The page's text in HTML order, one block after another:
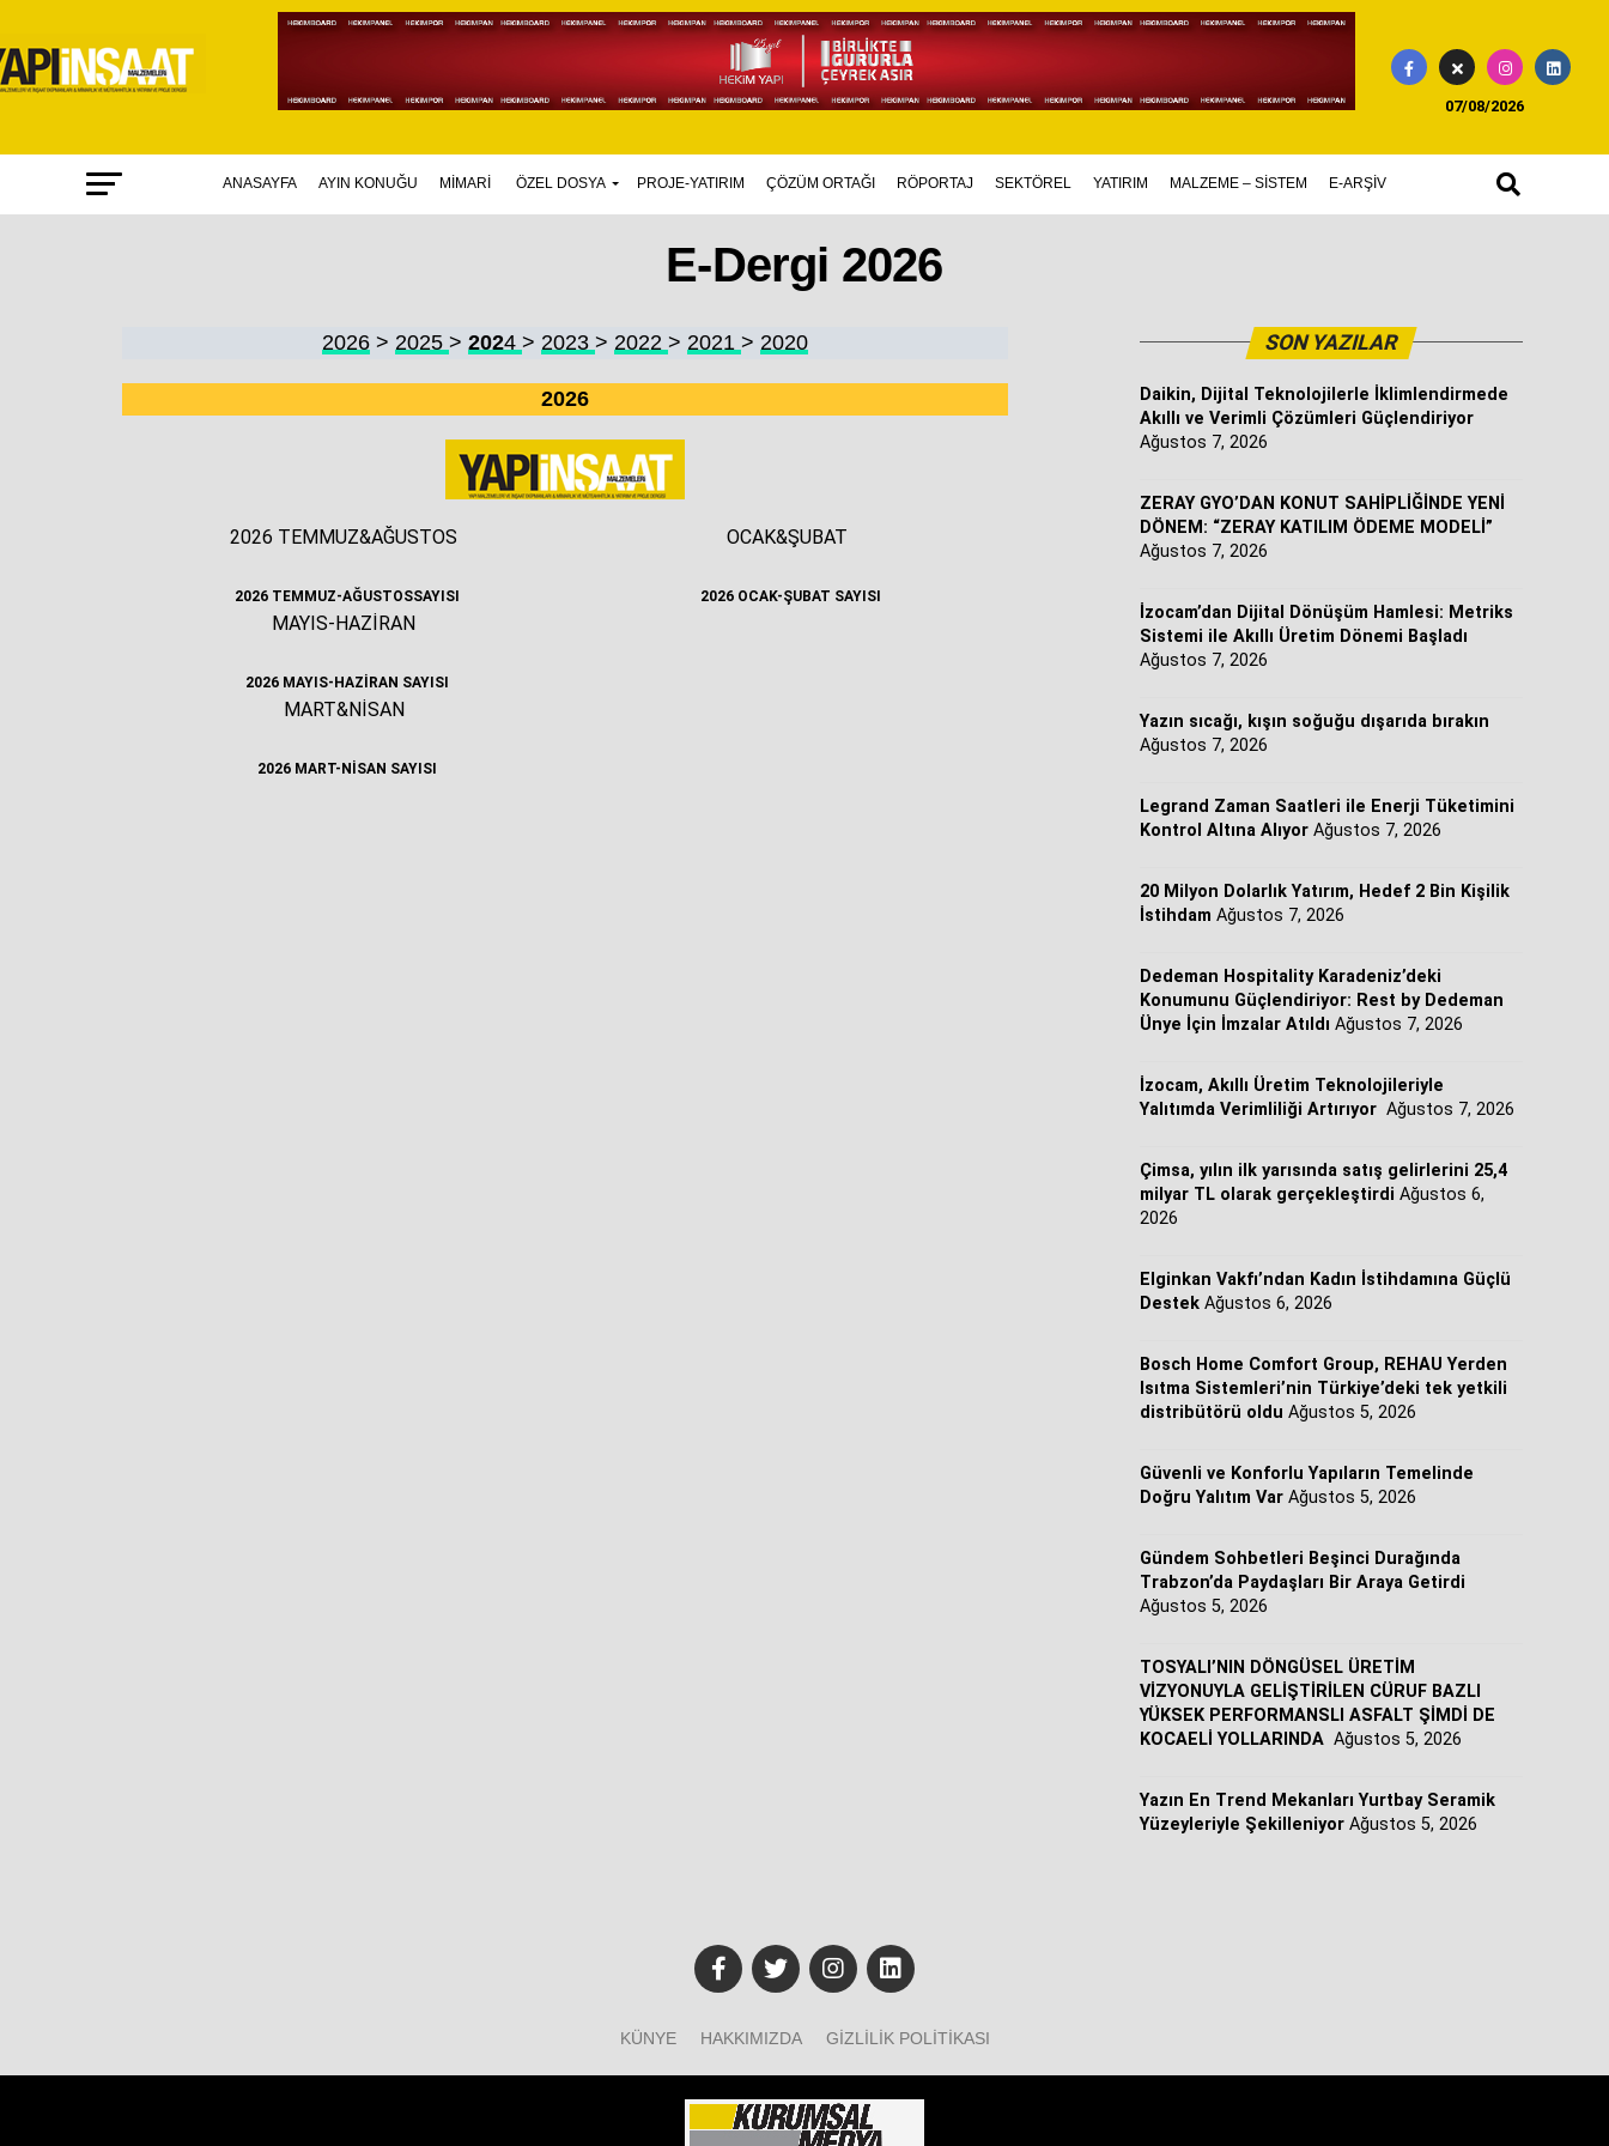
07/08/2026
ANASAYFA AYIN KONUĞU MİMARİ ÖZEL DOSYA PROJE-YATIRIM ÇÖZÜM ORTAĞI RÖPORTAJ SEKTÖREL YATIRIM MALZEME – SİSTEM E-ARŞİV
E-Dergi 2026
2026 > 2025 > 2024 > 2023 > 2022 > 2021 > 2020
2026
2026 TEMMUZ&AĞUSTOS
2026 TEMMUZ-AĞUSTOSSAYISI
MAYIS-HAZİRAN
2026 MAYIS-HAZİRAN SAYISI
MART&NİSAN
2026 MART-NİSAN SAYISI
OCAK&ŞUBAT
2026 OCAK-ŞUBAT SAYISI
SON YAZILAR
Daikin, Dijital Teknolojilerle İklimlendirmede
Akıllı ve Verimli Çözümleri Güçlendiriyor
Ağustos 7, 2026
ZERAY GYO’DAN KONUT SAHİPLİĞİNDE YENİ
DÖNEM: “ZERAY KATILIM ÖDEME MODELİ”
Ağustos 7, 2026
İzocam’dan Dijital Dönüşüm Hamlesi: Metriks
Sistemi ile Akıllı Üretim Dönemi Başladı
Ağustos 7, 2026
Yazın sıcağı, kışın soğuğu dışarıda bırakın
Ağustos 7, 2026
Legrand Zaman Saatleri ile Enerji Tüketimini
Kontrol Altına Alıyor Ağustos 7, 2026
20 Milyon Dolarlık Yatırım, Hedef 2 Bin Kişilik
İstihdam Ağustos 7, 2026
Dedeman Hospitality Karadeniz’deki
Konumunu Güçlendiriyor: Rest by Dedeman
Ünye İçin İmzalar Atıldı Ağustos 7, 2026
İzocam, Akıllı Üretim Teknolojileriyle
Yalıtımda Verimliliği Artırıyor Ağustos 7, 2026
Çimsa, yılın ilk yarısında satış gelirlerini 25,4
milyar TL olarak gerçekleştirdi Ağustos 6,
2026
Elginkan Vakfı’ndan Kadın İstihdamına Güçlü
Destek Ağustos 6, 2026
Bosch Home Comfort Group, REHAU Yerden
Isıtma Sistemleri’nin Türkiye’deki tek yetkili
distribütörü oldu Ağustos 5, 2026
Güvenli ve Konforlu Yapıların Temelinde
Doğru Yalıtım Var Ağustos 5, 2026
Gündem Sohbetleri Beşinci Durağında
Trabzon’da Paydaşları Bir Araya Getirdi
Ağustos 5, 2026
TOSYALI’NIN DÖNGÜSEL ÜRETİM
VİZYONUYLA GELİŞTİRİLEN CÜRUF BAZLI
YÜKSEK PERFORMANSLI ASFALT ŞİMDİ DE
KOCAELİ YOLLARINDA Ağustos 5, 2026
Yazın En Trend Mekanları Yurtbay Seramik
Yüzeyleriyle Şekilleniyor Ağustos 5, 2026
KÜNYE HAKKIMIZDA GIZLILIK POLITIKASI